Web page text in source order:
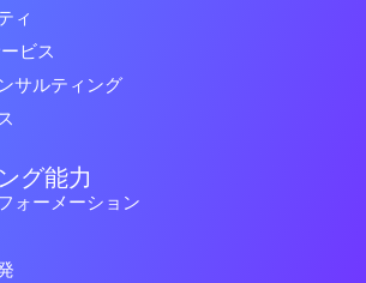
ィ
ビス
サルティング
グ能力
ォーメーション